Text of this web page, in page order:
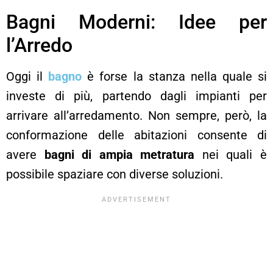
Bagni Moderni: Idee per
l’Arredo
Oggi il bagno è forse la stanza nella quale si
investe di più, partendo dagli impianti per
arrivare all’arredamento. Non sempre, però, la
conformazione delle abitazioni consente di
avere bagni di ampia metratura nei quali è
possibile spaziare con diverse soluzioni.